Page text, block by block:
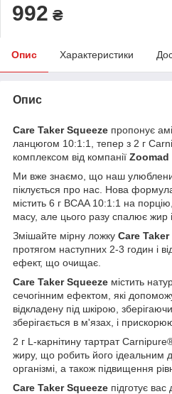
992 ₴
Опис Характеристики
Опис
Care Taker Squeeze пропонує
ланцюгом 10:1:1, тепер з 2 г
комплексом від компанії Zoomad
Ми вже знаємо, що наш
піклується про нас. Нова
містить 6 г BCAA 10:1:1 на
масу, але цього разу спалює жир
Змішайте мірну ложку Care
протягом наступних 2-3 годин і
ефект, що очищає.
Care Taker Squeeze містить
сечогінним ефектом, які
відкладену під шкірою,
зберігається в м'язах, і
2 г L-карнітину тартрат
жиру, що робить його ідеальним
організмі, а також підвищення
Care Taker Squeeze підготує